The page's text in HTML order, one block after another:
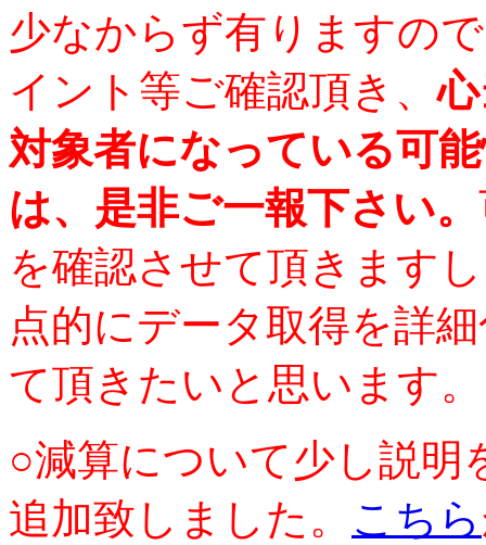
少なからず有りますの
イント等ご確認頂き、
対象者になっている可
は、是非ご一報下さい。
を確認させて頂きます
点的にデータ取得を詳
て頂きたいと思います。
○減算について少し説明
追加致しました。 こちら